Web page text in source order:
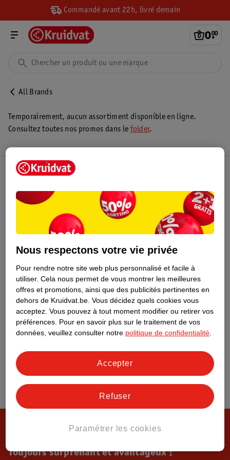
Commandé avant 22h, livré demain
0.
00
All Brands
Temporairement, aucun assortiment disponible en ligne.
Consultez toutes nos promos dans le folder.
Toujours surprenant et avantageux !
Nous respectons votre vie privée
Pour rendre notre site web plus personnalisé et facile à
utiliser. Cela nous permet de vous montrer les meilleures
offres et promotions, ainsi que des publicités pertinentes en
dehors de Kruidvat.be. Vous décidez quels cookies vous
acceptez. Vous pouvez à tout moment modifier ou retirer vos
préférences. Pour en savoir plus sur le traitement de vos
données, veuillez consulter notre politique de confidentialité
Paramétrer les cookies
Refuser
Accepter